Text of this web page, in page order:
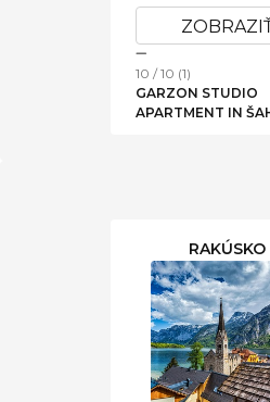
ZOBRAZIŤ
10 / 10 (8)
CHATA VANDA
RAKÚSKO